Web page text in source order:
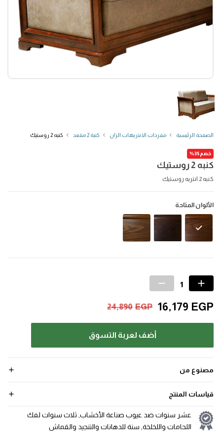
الصفحة الرئيسية مفردات الانتريهات الزان كنبة 2 مقعد كنبه 2 روستيك
كنبه 2 روستيك
خصم35%
كنبه 2 انتريه روستيك
الألوان المتاحة
24,890 EGP 16,179 EGP
أضف لعربة التسوق
مصنوع من
قياسات المنتج
عشر سنوات ضد عيوب صناعة الأخشاب, ثلاث سنوات لفك
اللحامات واللخلخة, سنة للدهانات والتنجيد والقماش